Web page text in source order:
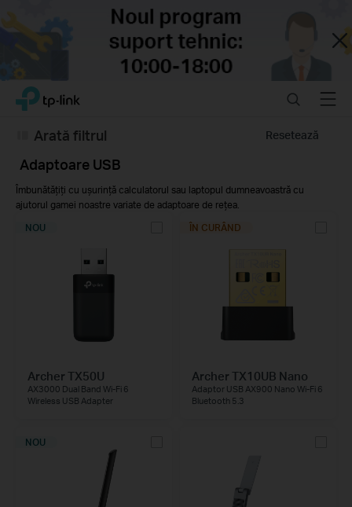
Close
Click
navigation
TP-Link, Reliably Smart SearchMenu
Resetează
Arată filtrul
Adaptoare USB
Îmbunătățiți cu ușurință calculatorul sau laptopul dumneavoastră cu
ajutorul gamei noastre variate de adaptoare de rețea.
NOU
Archer TX50U
AX3000 Dual Band Wi-Fi 6
Wireless USB Adapter
ÎN CURÂND
Archer TX10UB Nano
Adaptor USB AX900 Nano Wi-Fi 6
Bluetooth 5.3
NOU